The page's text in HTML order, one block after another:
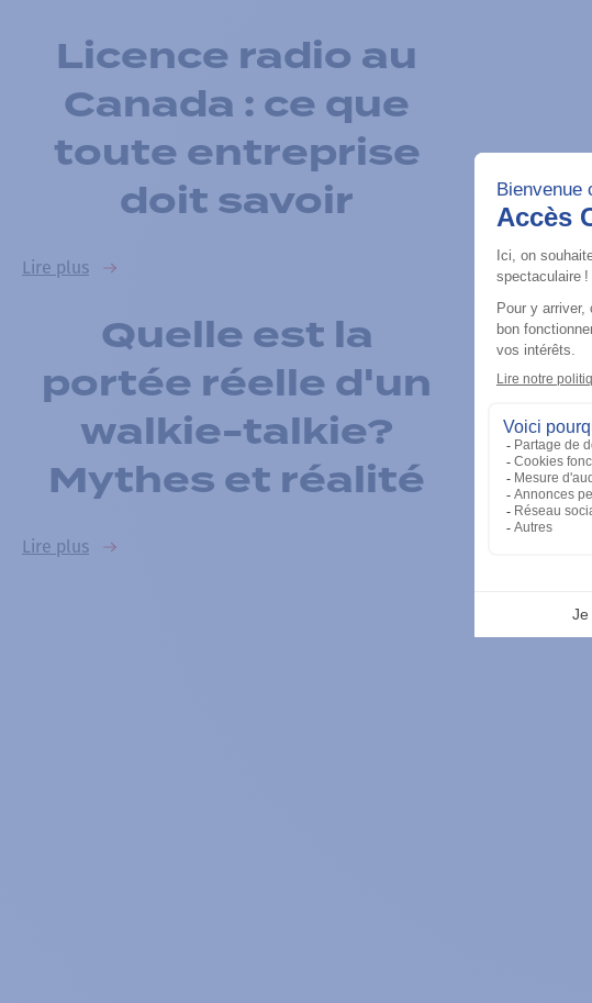
Licence radio au
Canada : ce que
toute entreprise
doit savoir
Lire plus
Quelle est la
portée réelle d'un
walkie-talkie?
Mythes et réalité
Lire plus